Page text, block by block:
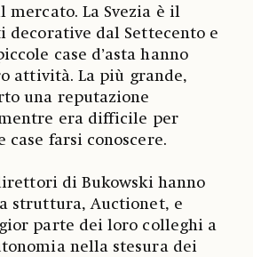
La Svezia è il
dal Settecento e
case d’asta hanno
attività. La più grande,
una reputazione
era difficile per
case farsi conoscere.
di Bukowski hanno
struttura, Auctionet, e
parte dei loro colleghi a
nella stesura dei